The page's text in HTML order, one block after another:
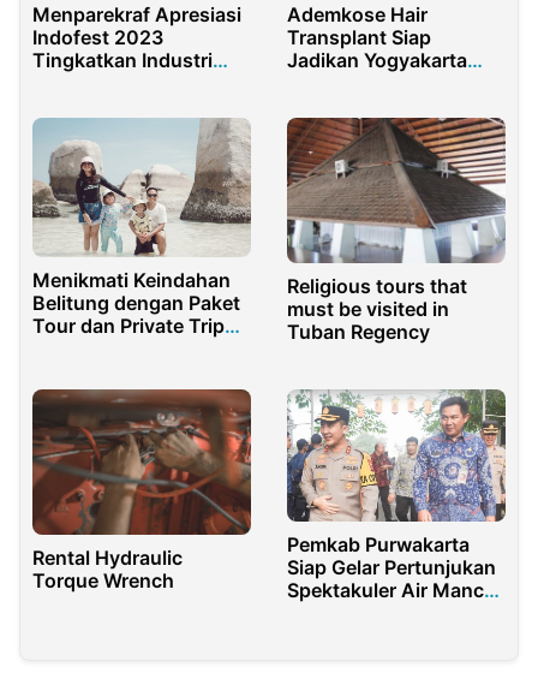
Menparekraf Apresiasi
Indofest 2023
Tingkatkan Industri
Ademkose Hair
Transplant Siap
Jadikan Yogyakarta
Menikmati Keindahan
Belitung dengan Paket
Tour dan Private Trip
Religious tours that
must be visited in
Tuban Regency
Rental Hydraulic
Torque Wrench
Pemkab Purwakarta
Siap Gelar Pertunjukan
Spektakuler Air Mancur